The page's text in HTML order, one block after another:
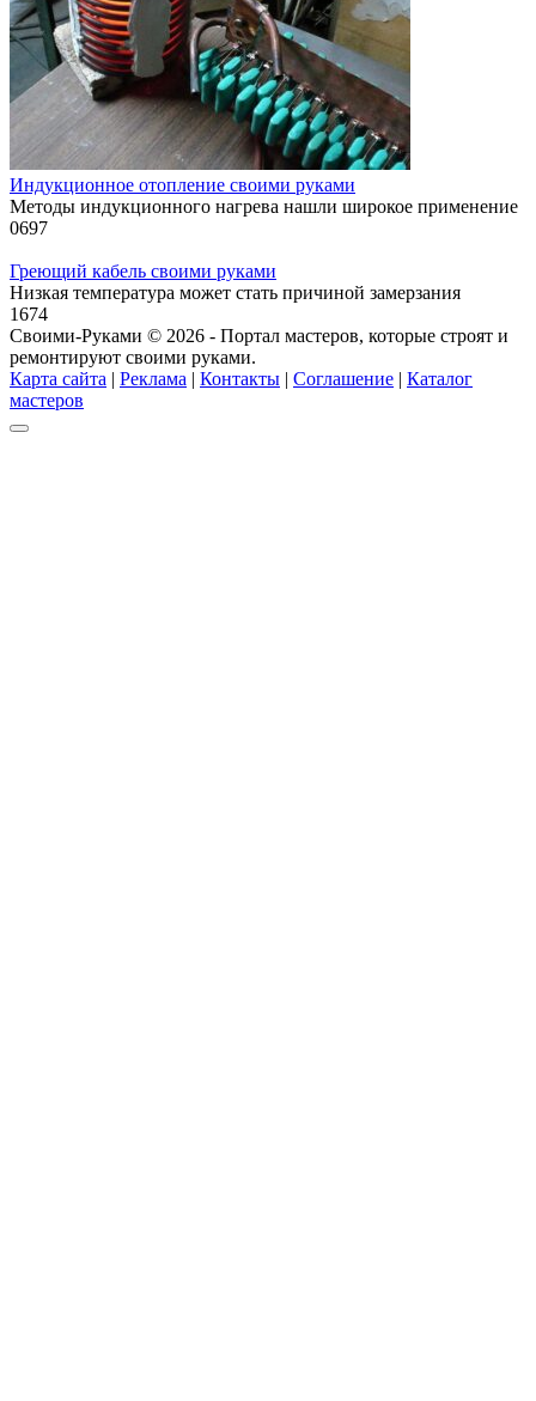
Индукционное отопление своими руками
Методы индукционного нагрева нашли широкое применение
0697
Греющий кабель своими руками
Низкая температура может стать причиной замерзания
1674
Своими-Руками © 2026 - Портал мастеров, которые строят и
ремонтируют своими руками.
Карта сайта | Реклама | Контакты | Соглашение | Каталог
мастеров